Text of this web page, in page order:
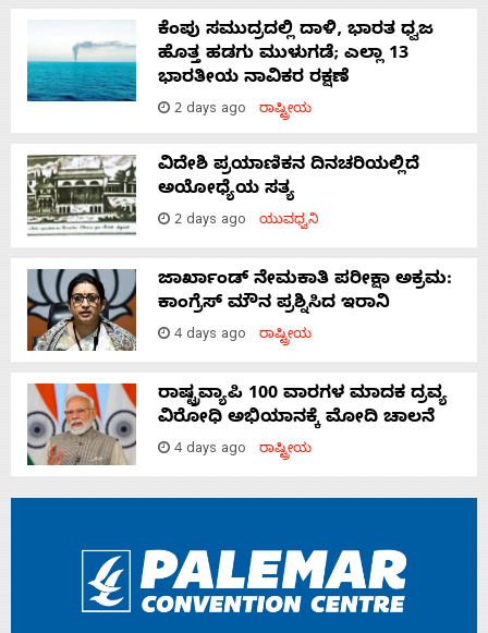
ಕೆಂಪು ಸಮುದ್ರದಲ್ಲಿ ದಾಳಿ, ಭಾರತ ಧ್ವಜ
ಹೊತ್ತ ಹಡಗು ಮುಳುಗಡೆ; ಎಲ್ಲಾ 13
ಭಾರತೀಯ ನಾವಿಕರ ರಕ್ಷಣೆ
2 days ago ರಾಷ್ಟ್ರೀಯ
ವಿದೇಶಿ ಪ್ರಯಾಣಿಕನ ದಿನಚರಿಯಲ್ಲಿದೆ
ಅಯೋಧ್ಯೆಯ ಸತ್ಯ
2 days ago ಯುವಧ್ವನಿ
ಜಾರ್ಖಾಂಡ್‌ ನೇಮಕಾತಿ ಪರೀಕ್ಷಾ ಅಕ್ರಮ:
ಕಾಂಗ್ರೆಸ್‌ ಮೌನ ಪ್ರಶ್ನಿಸಿದ ಇರಾನಿ
4 days ago ರಾಷ್ಟ್ರೀಯ
ರಾಷ್ಟ್ರವ್ಯಾಪಿ 100 ವಾರಗಳ ಮಾದಕ ದ್ರವ್ಯ
ವಿರೋಧಿ ಅಭಿಯಾನಕ್ಕೆ ಮೋದಿ ಚಾಲನೆ
4 days ago ರಾಷ್ಟ್ರೀಯ